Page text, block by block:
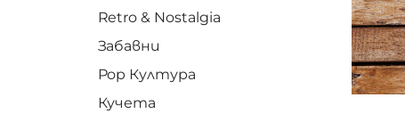
Retro & Nostalgia
Забавни
Pop Култура
Кучета